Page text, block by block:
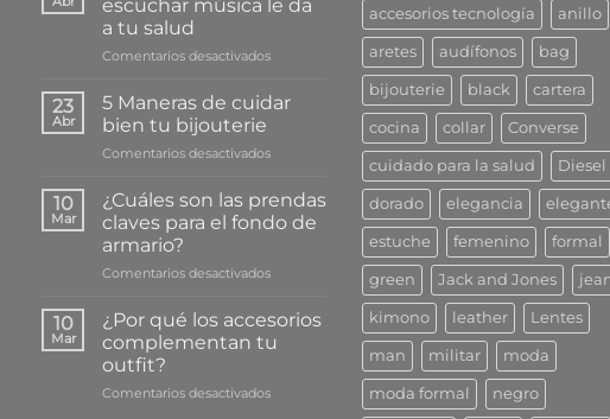
escuchar música le da
a tu salud
Comentarios desactivadosen
Beneficios
que
música
da
a
23
Abr
5 Maneras de cuidar
bien tu bijouterie
Comentarios desactivadosen
Maneras
de
cuidar
tu
10
Mar
¿Cuáles son las prendas
claves para el fondo de
armario?
Comentarios desactivadosen
las
prendas
para
10
Mar
¿Por qué los accesorios
complementan tu
outfit?
Comentarios desactivadosen
accesorios tecnología anillo
aretes audífonos bag
bijouterie black cartera
cocina collar Converse
cuidado para la salud Diesel
dorado elegancia
estuche femenino formal
green Jack and Jones
kimono leather Lentes
man militar moda
moda formal negro